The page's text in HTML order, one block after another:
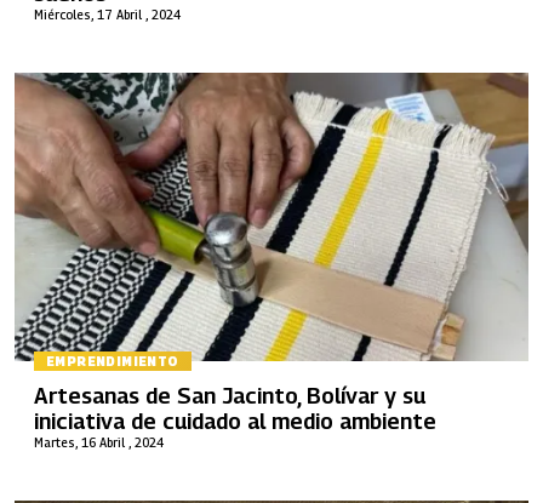
Miércoles, 17 Abril , 2024
EMPRENDIMIENTO
Martes, 16 Abril , 2024
Artesanas de San Jacinto, Bolívar y su
iniciativa de cuidado al medio ambiente